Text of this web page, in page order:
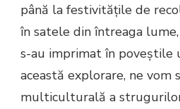
până la festivitățile de
în satele din întreaga
s-au imprimat în poveștile
această explorare, ne vom
multiculturală a